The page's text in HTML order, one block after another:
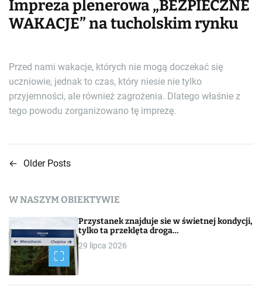
Impreza plenerowa „BEZPIECZNE
WAKACJE” na tucholskim rynku
Przed nami wakacje, których nie mogą doczekać się
uczniowie, jednak to czas, który niesie nie tylko
przyjemności, ale również zagrożenia. Dlatego właśnie z
tego powodu zorganizowano tę imprezę.
N
i
g
a
← Older Posts
W NASZYM OBIEKTYWIE
Przystanek znajduje sie w świetnej kondycji,
tylko ta przeklęta droga…
29 lipca 2026